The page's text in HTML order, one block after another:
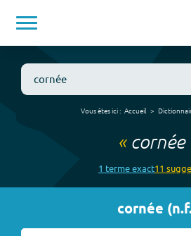
Vous êtes ici : Accueil
« cornée
1 termeexact11
cornée (